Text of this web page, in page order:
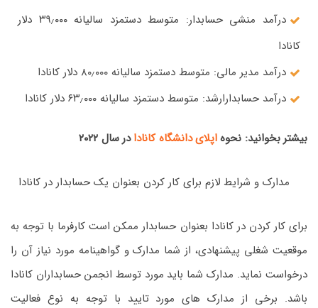
درآمد منشی حسابدار: متوسط دستمزد سالیانه ۳۹٫۰۰۰ دلار
کانادا
درآمد مدیر مالی: متوسط دستمزد سالیانه ۸۰٫۰۰۰ دلار کانادا
درآمد حسابدارارشد: متوسط دستمزد سالیانه ۶۳٫۰۰۰ دلار کانادا
بیشتر بخوانید: نحوهاپلای دانشگاه کانادادر سال ۲۰۲۲
مدارک و شرایط لازم برای کار کردن بعنوان یک حسابدار در کانادا
برای کار کردن در کانادا بعنوان حسابدار ممکن است کارفرما با توجه به
موقعیت شغلی پیشنهادی، از شما مدارک و گواهینامه مورد نیاز آن را
درخواست نماید. مدارک شما باید مورد توسط انجمن حسابداران کانادا
باشد. برخی از مدارک های مورد تایید با توجه به نوع فعالیت